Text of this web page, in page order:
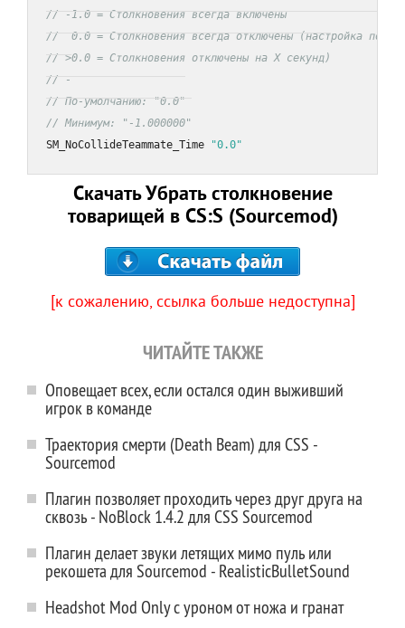
// -1.0 = Столкновения всегда включены
//  0.0 = Столкновения всегда отключены (настройка по-
// >0.0 = Столкновения отключены на X секунд)
// -
// По-умолчанию: "0.0"
// Минимум: "-1.000000"
SM_NoCollideTeammate_Time
"0.0"
Скачать Убрать столкновение
товарищей в CS:S (Sourcemod)
[к сожалению, ссылка больше недоступна]
ЧИТАЙТЕ ТАКЖЕ
Оповещает всех, если остался один выживший
игрок в команде
Траектория смерти (Death Beam) для CSS -
Sourcemod
Плагин позволяет проходить через друг друга на
сквозь - NoBlock 1.4.2 для CSS Sourcemod
Плагин делает звуки летящих мимо пуль или
рекошета для Sourcemod - RealisticBulletSound
Headshot Mod Only с уроном от ножа и гранат